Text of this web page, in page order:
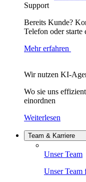
Support
Bereits Kunde?
Telefon oder starte
Mehr erfahren
Wir nutzen KI-
Wo sie uns
einordnen
Weiterlesen
Team & Karriere
Unser Team
Unser Team